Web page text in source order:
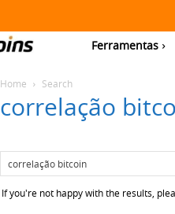
Ferramentas
Home Search
correlação
If you're not happy with the results,